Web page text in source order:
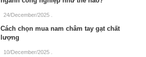
24/December/2025
Cách chọn mua nam châm tay gạt chất
lượng
10/December/2025